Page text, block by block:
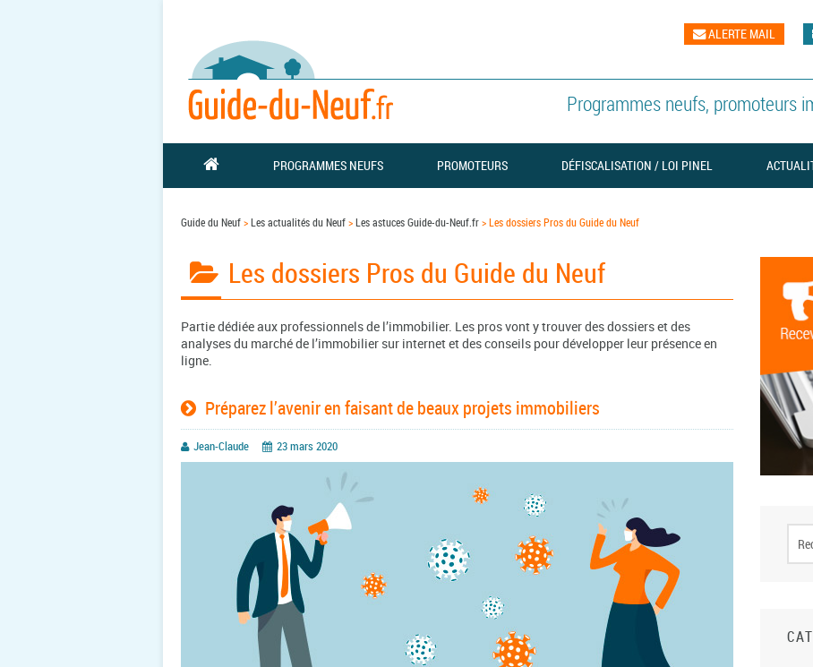
ALERTE MAIL
Programmes neufs, promoteurs
PROGRAMMES NEUFS PROMOTEURS DÉFISCALISATION / LOI PINEL
Guide du Neuf>Les actualités du Neuf>Les astuces Guide-du-Neuf.fr>Les dossiers Pros du Guide du Neuf
Les dossiers Pros du Guide du Neuf
Partie dédiée aux professionnels de l’immobilier. Les pros vont y trouver des dossiers et des
analyses du marché de l’immobilier sur internet et des conseils pour développer leur présence en
ligne.
Préparez l’avenir en faisant de beaux projets immobiliers
Jean-Claude 23 mars 2020